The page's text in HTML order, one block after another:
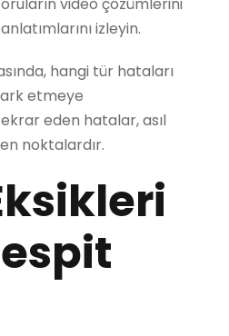
izleyin.
hangi tür hataları
fark etmeye
eden hatalar, asıl
noktalardır.